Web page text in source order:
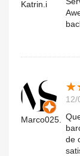
Katrin.i
Marco025.
★
★
12/
de